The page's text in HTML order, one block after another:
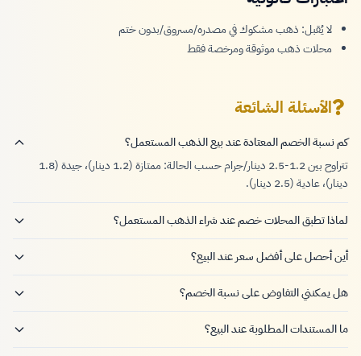
لا يُقبل: ذهب مشكوك في مصدره/مسروق/بدون ختم
محلات ذهب موثوقة ومرخصة فقط
الأسئلة الشائعة
كم نسبة الخصم المعتادة عند بيع الذهب المستعمل؟
تتراوح بين 1.2-2.5 دينار/جرام حسب الحالة: ممتازة (1.2 دينار)، جيدة (1.8
دينار)، عادية (2.5 دينار).
لماذا تطبق المحلات خصم عند شراء الذهب المستعمل؟
أين أحصل على أفضل سعر عند البيع؟
هل يمكنني التفاوض على نسبة الخصم؟
ما المستندات المطلوبة عند البيع؟